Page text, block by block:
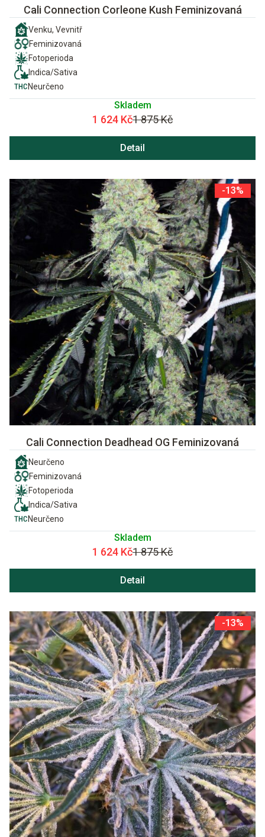
Cali Connection Corleone Kush Feminizovaná
Venku, Vevnitř
Feminizovaná
Fotoperioda
Indica/Sativa
Neurčeno
Skladem
1 624 Kč1 875 Kč
Detail
-13%
Cali Connection Deadhead OG Feminizovaná
Neurčeno
Feminizovaná
Fotoperioda
Indica/Sativa
Neurčeno
Skladem
1 624 Kč1 875 Kč
Detail
-13%